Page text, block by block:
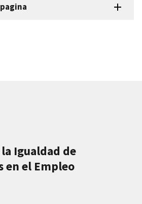
Igualdad de
en el Empleo